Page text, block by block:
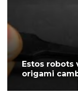
Estos robots
origami